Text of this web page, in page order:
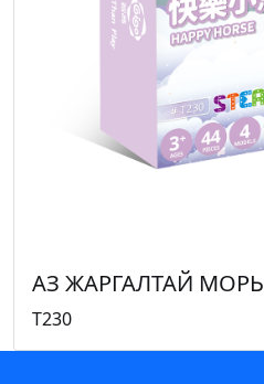
АЗ ЖАРГАЛТАЙ МОРЬ
T230